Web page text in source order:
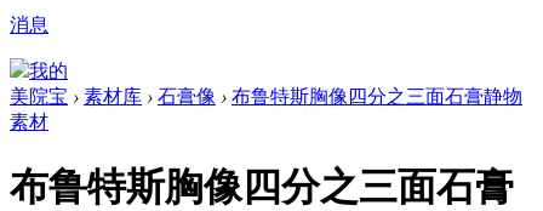
消息
我的
美院宝 › 素材库 › 石膏像 › 布鲁特斯胸像四分之三面石膏静物
素材
布鲁特斯胸像四分之三面石膏